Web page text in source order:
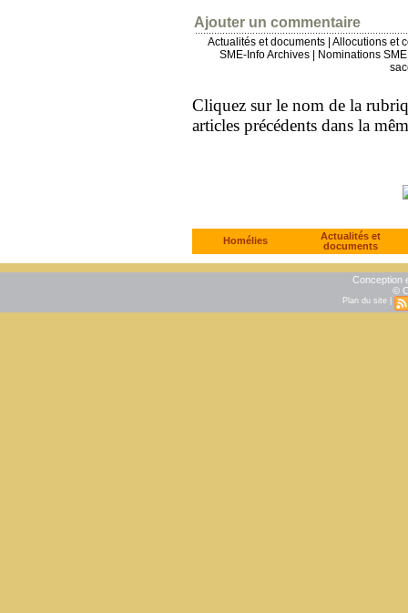
Ajouter un commentaire
Actualités et documents
Allocutions et
SME-Info Archives
Nominations
Cliquez sur le nom de la
articles précédents dans la
Homélies
Actualités et
documents
Conception
©
Plan du site